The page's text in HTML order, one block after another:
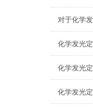
化学发光
化学发光
化学发光